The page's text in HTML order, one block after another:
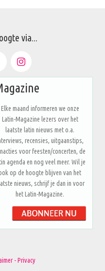
via...
Elke maand informeren we onze
Latin-Magazine lezers over het
laatste latin nieuws met o.a.
recensies, uitgaanstips,
voor feesten/concerten, de
agenda en nog veel meer. Wil je
op de hoogte blijven van het
nieuws, schrijf je dan in voor
het Latin-Magazine.
- Privacy